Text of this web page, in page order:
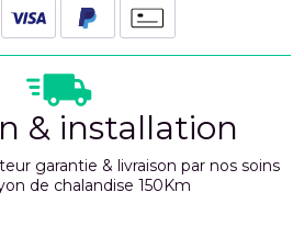
& installation
garantie & livraison par nos soins
de chalandise 150Km